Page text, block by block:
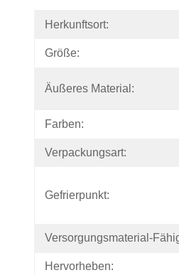
Herkunftsort:
Größe:
Äußeres Material:
Farben:
Verpackungsart:
Gefrierpunkt:
Versorgungsmaterial-
Hervorheben: